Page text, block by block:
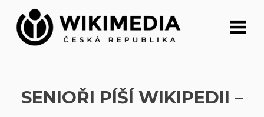
Přeskočit
obsah
SENIOŘI PÍŠÍ WIKIPEDII –